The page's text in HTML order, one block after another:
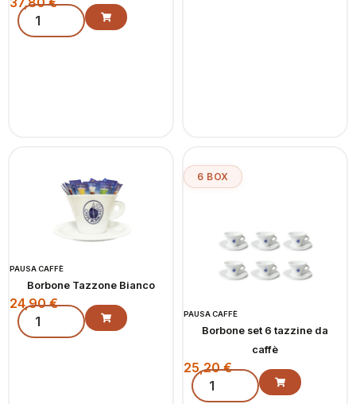
PAUSA CAFFÈ
Borbone Tazzone Bianco
24,90€
6 BOX
PAUSA CAFFÈ
Borbone set 6 tazzine da
caffè
25,20€